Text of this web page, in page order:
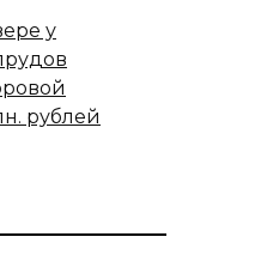
у
рублей